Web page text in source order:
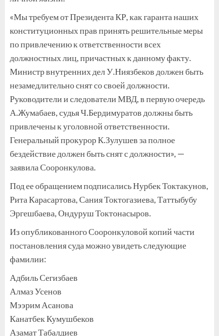
«Мы требуем от Президента КР, как гаранта наших
конституционных прав принять решительные меры
по привлечению к ответственности всех
должностных лиц, причастных к данному факту.
Министр внутренних дел У.Ниязбеков должен быть
незамедлительно снят со своей должности.
Руководители и следователи МВД, в первую очередь
А.Жумабаев, судья Ч.Бердимуратов должны быть
привлечены к уголовной ответственности.
Генеральный прокурор К.Зулушев за полное
бездействие должен быть снят с должности», —
заявила Сооронкулова.
Под ее обращением подписались Нурбек Токтакунов,
Рита Карасартова, Сания Токтогазиева, Таттыбубу
Эргешбаева, Ондуруш Токтонасыров.
Из опубликованного Сооронкуловой копий части
постановления суда можно увидеть следующие
фамилии:
Адбиль Сегизбаев
Алмаз Усенов
Мээрим Асанова
Канатбек Кумушбеков
Азамат Табалдиев